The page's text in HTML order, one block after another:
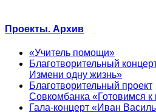
Проекты. Архив
«Учитель помощи»
Благотворительный
Измени одну жизнь»
Благотворительный проект
Совкомбанка «Готовимся
Гала-концерт «Иван